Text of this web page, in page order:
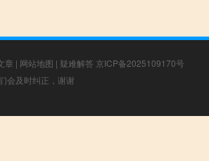
章 | 网站地图 | 疑难解答 京ICP备2025109170号
会及时纠正，谢谢